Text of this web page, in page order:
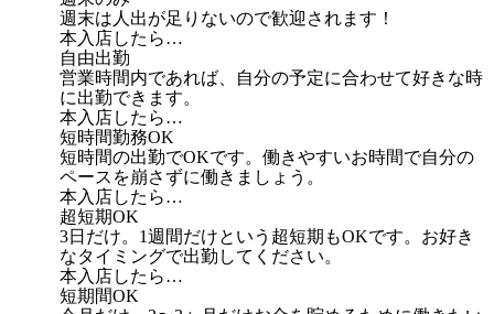
週末は人出が足りないので歓迎されます！
本入店したら…
自由出勤
営業時間内であれば、自分の予定に合わせて好きな時
に出勤できます。
本入店したら…
短時間勤務OK
短時間の出勤でOKです。働きやすいお時間で自分の
ペースを崩さずに働きましょう。
本入店したら…
超短期OK
3日だけ。1週間だけという超短期もOKです。お好き
なタイミングで出勤してください。
本入店したら…
短期間OK